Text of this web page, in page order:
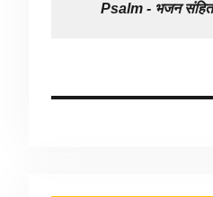
Psalm - भजन